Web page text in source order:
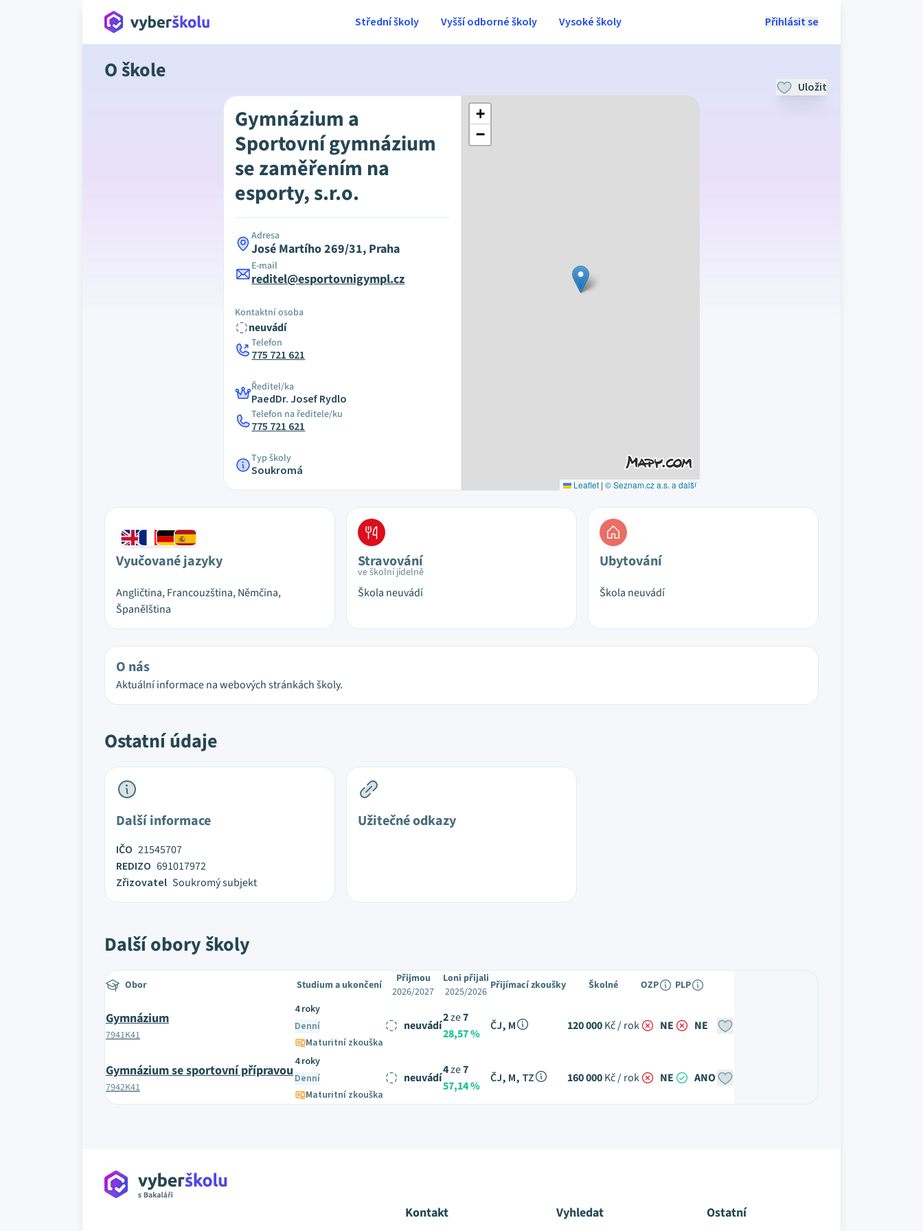
Přihlásit se
Střední školy Vyšší odborné školy Vysoké školy
O škole
Uložit
Gymnázium a
Sportovní gymnázium
se zaměřením na
esporty, s.r.o.
Adresa
José Martího 269/31, Praha
E-mail
reditel@esportovnigympl.cz
Kontaktní osoba
neuvádí
Telefon
775 721 621
Ředitel/ka
PaedDr. Josef Rydlo
Telefon na ředitele/ku
775 721 621
Typ školy
Soukromá
+
−
Leaflet | © Seznam.cz a.s. a další
Vyučované jazyky
Angličtina, Francouzština, Němčina,
Španělština
Stravování
ve školní jídelně
Škola neuvádí
Ubytování
Škola neuvádí
O nás
Aktuální informace na webových stránkách školy.
Ostatní údaje
Další informace
IČO 21545707
REDIZO 691017972
Zřizovatel Soukromý subjekt
Užitečné odkazy
Další obory školy
Obor Studium a ukončení
Přijmou
2026/2027
Loni přijali
2025/2026 Přijímací zkoušky Školné OZP PLP
Gymnázium
7941K41
4 roky
Denní
Maturitní zkouška
neuvádí
2ze7
28,57 %
ČJ, M 120 000Kč / rok NE NE
Gymnázium se sportovní přípravou
7942K41
4 roky
Denní
Maturitní zkouška
neuvádí
4ze7
57,14 %
ČJ, M, TZ 160 000Kč / rok NE ANO
Kontakt Vyhledat Ostatní